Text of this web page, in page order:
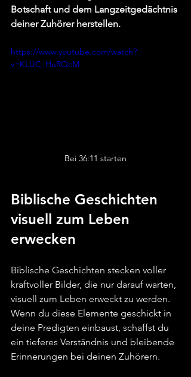
Botschaft und dem Langzeitgedächtnis
deiner Zuhörer herstellen.
https://www.youtube.com/watch?
v=KLUC_HuRQcM
Bei 36:11 starten
Biblische Geschichten
visuell zum Leben
erwecken
Biblische Geschichten stecken voller
kraftvoller Bilder, die nur darauf warten,
visuell zum Leben erweckt zu werden.
Wenn du diese Elemente geschickt in
deine Predigten einbaust, schaffst du
ein tieferes Verständnis und bleibende
Erinnerungen bei deinen Zuhörern.